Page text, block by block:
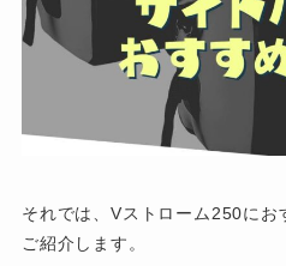
それでは、Vストローム250にお
ご紹介します。